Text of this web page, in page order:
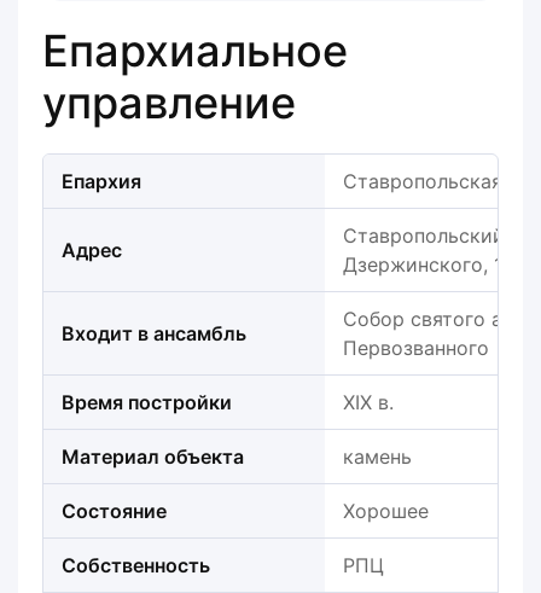
Епархиальное
управление
Епархия Ставропольская
Адрес
Ставропольский
Дзержинского, 155
Входит в ансамбль
Собор святого
Первозванного
Время постройки XIX в.
Материал объекта камень
Состояние Хорошее
Собственность РПЦ